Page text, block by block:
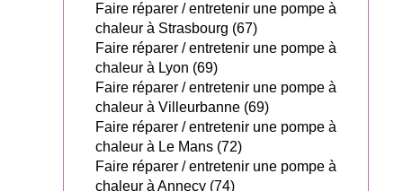
Faire réparer / entretenir une pompe à
chaleur à Strasbourg (67)
Faire réparer / entretenir une pompe à
chaleur à Lyon (69)
Faire réparer / entretenir une pompe à
chaleur à Villeurbanne (69)
Faire réparer / entretenir une pompe à
chaleur à Le Mans (72)
Faire réparer / entretenir une pompe à
chaleur à Annecy (74)